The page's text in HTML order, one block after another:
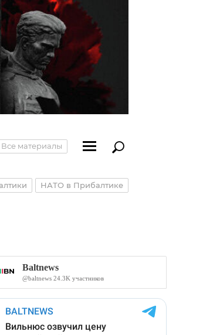
Все материалы
НАТО в Прибалтике